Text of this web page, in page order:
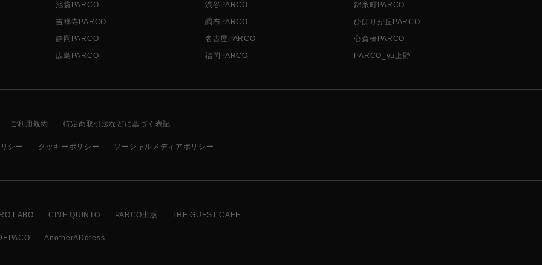
池袋PARCO
渋谷PARCO
錦糸町PARCO
吉祥寺PARCO
調布PARCO
ひばりが丘PARCO
静岡PARCO
名古屋PARCO
心斎橋PARCO
広島PARCO
福岡PARCO PARCO_ya上野
ご利用規約 特定商取引法などに基づく表記
シー クッキーポリシー ソーシャルメディアポリシー
LABO CINE QUINTO PARCO出版 THE GUEST CAFE
AnotherADdress